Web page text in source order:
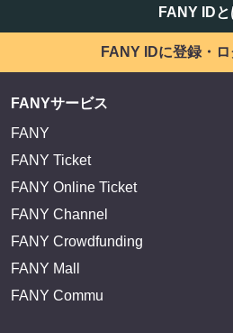
FANY IDと
FANY IDに登録・
FANYサービス
FANY
FANY Ticket
FANY Online Ticket
FANY Channel
FANY Crowdfunding
FANY Mall
FANY Commu